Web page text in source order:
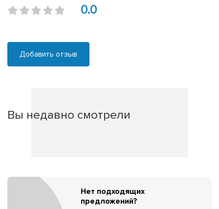
0.0
Добавить отзыв
Вы недавно смотрели
Нет подходящих
предложений?